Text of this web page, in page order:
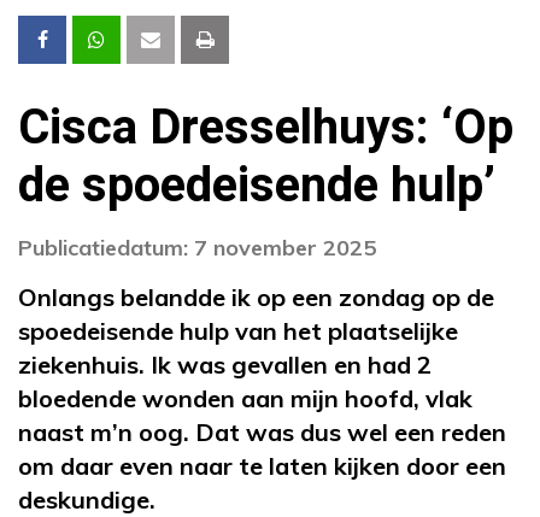
Cisca Dresselhuys: ‘Op
de spoedeisende hulp’
Publicatiedatum: 7 november 2025
Onlangs belandde ik op een zondag op de
spoedeisende hulp van het plaatselijke
ziekenhuis. Ik was gevallen en had 2
bloedende wonden aan mijn hoofd, vlak
naast m’n oog. Dat was dus wel een reden
om daar even naar te laten kijken door een
deskundige.